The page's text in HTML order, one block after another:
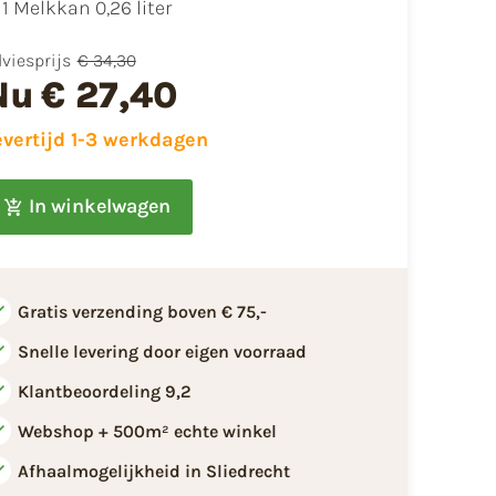
1 Melkkan 0,26 liter
€ 34,30
€ 27,40
1-3 werkdagen
In winkelwagen
Gratis verzending boven € 75,-
Snelle levering door eigen voorraad
Klantbeoordeling 9,2
Webshop + 500m² echte winkel
Afhaalmogelijkheid in Sliedrecht